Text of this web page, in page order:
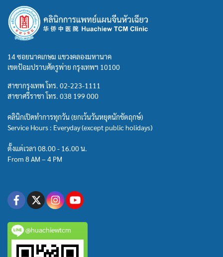
14 ซอยนาคเกษม แขวงคลองมหานาค
เขตป้อมปราบศัตรูพ่าย กรุงเทพฯ 10100
สาขากรุงเทพ โทร. 02-223-1111
สาขาศรีราชา โทร. 038 199 000
คลินิกเปิดทำการทุกวัน (ยกเว้นวันหยุดนักขัตฤกษ์)
Service Hours : Everyday (except public holidays)
ตั้งแต่เวลา 08.00 - 16.00 น.
From 8 AM – 4 PM
@huachiewtcm